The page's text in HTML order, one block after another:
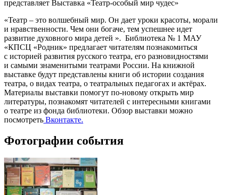
представляет Выставка «Театр-особый мир чудес»
«Театр – это волшебный мир. Он дает уроки красоты, морали
и нравственности. Чем они богаче, тем успешнее идет
развитие духовного мира детей ». Библиотека № 1 МАУ
«КПСЦ «Родник» предлагает читателям познакомиться
с историей развития русского театра, его разновидностями
и самыми знаменитыми театрами России. На книжной
выставке будут представлены книги об истории создания
театра, о видах театра, о театральных педагогах и актёрах.
Материалы выставки помогут по-новому открыть мир
литературы, познакомят читателей с интересными книгами
о театре из фонда библиотеки. Обзор выставки можно
посмотреть Вконтакте.
Фотографии события